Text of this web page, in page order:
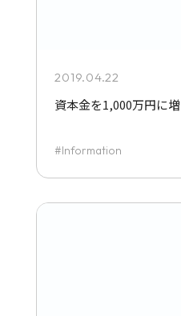
2019.04.22
資本金を1,000万円に増
Information